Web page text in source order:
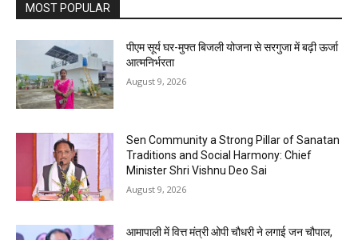
MOST POPULAR
पीएम सूर्य घर-मुफ्त बिजली योजना से सरगुजा में बढ़ी ऊर्जा
आत्मनिर्भरता
August 9, 2026
Sen Community a Strong Pillar of Sanatan
Traditions and Social Harmony: Chief
Minister Shri Vishnu Deo Sai
August 9, 2026
आमापाली में वित्त मंत्री ओपी चौधरी ने लगाई जन चौपाल,